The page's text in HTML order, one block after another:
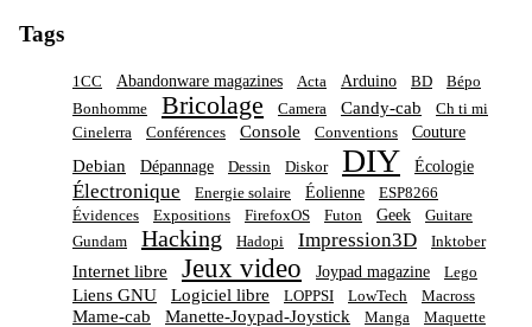
Tags
1CC Abandonware magazines Acta Arduino BD
Bépo
Bonhomme
Bricolage Camera Candy-cab
Ch ti mi
Cinelerra
Conférences Console Conventions Couture
Debian Dépannage Dessin Diskor DIY Écologie
Électronique Energie solaire Éolienne
ESP8266
Évidences
Expositions FirefoxOS Futon Geek
Guitare
Gundam
Hacking Hadopi Impression3D Inktober
Internet libre Jeux video Joypad magazine Lego
Liens GNU Logiciel libre LOPPSI LowTech Macross
Mame-cab Manette-Joypad-Joystick Manga Maquette